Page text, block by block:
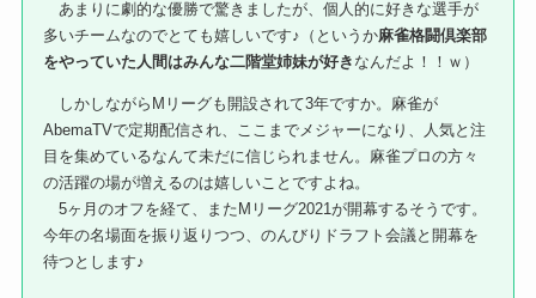
あまりに劇的な優勝で驚きましたが、個人的に好きな選手が
多いチームなのでとても嬉しいです♪（というか麻雀格闘倶楽部
をやっていた人間はみんな二階堂姉妹が好き なんだよ！！ｗ）
しかしながらMリーグも開設されて3年ですか。麻雀が
AbemaTVで定期配信され、ここまでメジャーになり、人気と注
目を集めているなんて未だに信じられません。麻雀プロの方々
の活躍の場が増えるのは嬉しいことですよね。
5ヶ月のオフを経て、またMリーグ2021が開幕するそうです。
今年の名場面を振り返りつつ、のんびりドラフト会議と開幕を
待つとします♪